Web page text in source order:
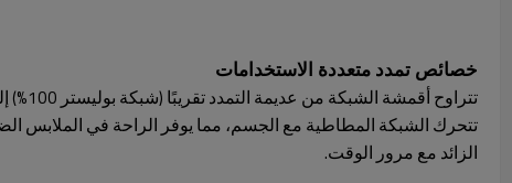
خصائص تمدد متعددة الاستخدامات
تتراوح أقمشة الشبكة من عديمة التمدد تقريبًا (شبكة بوليستر 100%) إلى عالية المرونة (شبكة قوية تحتوي على 25-30% سباندكس). يتيح هذا التنوع للمصنعين اختيار خصائص التمدد المناسبة لكل استخدام.
تتحرك الشبكة المطاطية مع الجسم، مما يوفر الراحة في الملابس
الزائد مع مرور الوقت.